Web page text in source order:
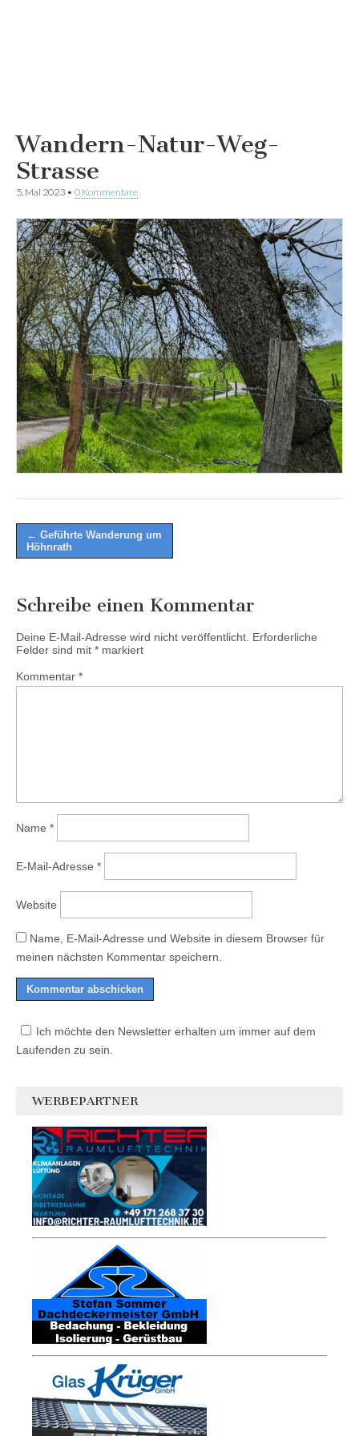
Wandern-Natur-Weg-
Strasse
5. Mai 2023 • 0 Kommentare
Post
navigation
← Geführte Wanderung um
Höhnrath
Schreibe einen Kommentar
Deine E-Mail-Adresse wird nicht veröffentlicht. Erforderliche
Felder sind mit * markiert
Kommentar *
Name *
E-Mail-Adresse *
Website
Name, E-Mail-Adresse und Website in diesem Browser für
meinen nächsten Kommentar speichern.
Ich möchte den Newsletter erhalten um immer auf dem
Laufenden zu sein.
WERBEPARTNER